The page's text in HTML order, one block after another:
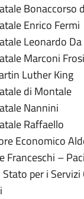
Bonaccorso
Enrico Fermi
Leonardo Da
Marconi
Luther King
di Montale
Nannini
Raffaello
Economico
Franceschi –
per i